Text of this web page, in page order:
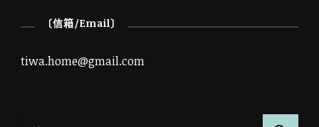
〔信箱/Email〕
tiwa.home@gmail.com